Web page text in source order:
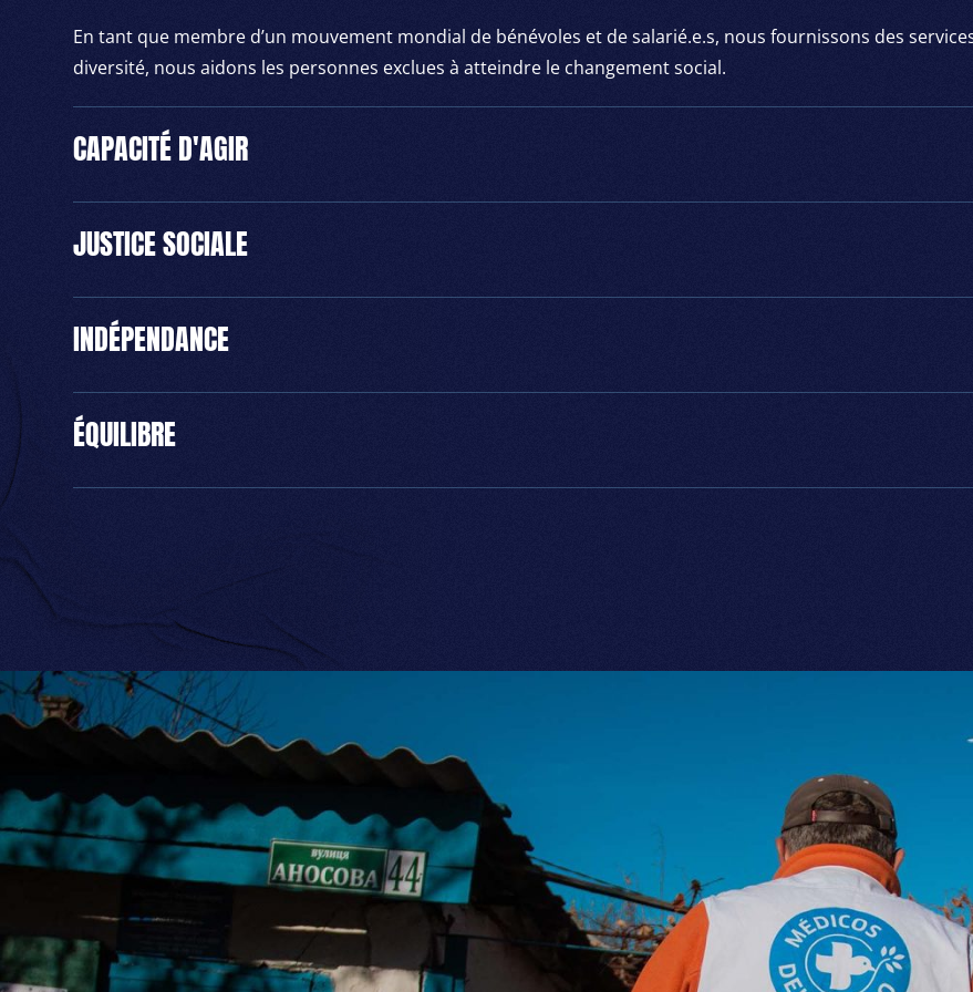
En tant que membre d’un mouvement mondial de bénévoles et de salarié.e.s, nous fournissons des
diversité, nous aidons les personnes exclues à atteindre le changement social.
CAPACITÉ D'AGIR
JUSTICE SOCIALE
INDÉPENDANCE
ÉQUILIBRE